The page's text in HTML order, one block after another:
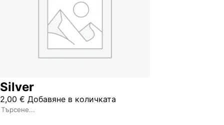
Silver
2,00 € Добавяне в количката